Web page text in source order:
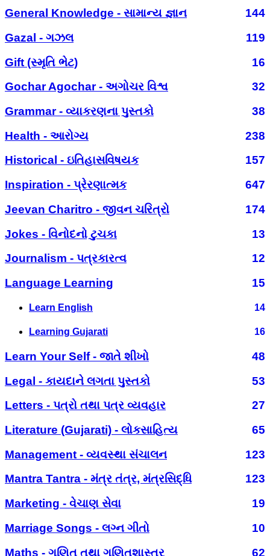
General Knowledge - સામાન્ય જ્ઞાન
144
Gazal - ગઝલ
119
Gift (સ્મૃતિ ભેટ)
16
Gochar Agochar - અગોચર વિશ્વ
32
Grammar - વ્યાકરણના પુસ્તકો
38
Health - આરોગ્ય
238
Historical - ઇતિહાસવિષયક
157
Inspiration - પ્રેરણાત્મક
647
Jeevan Charitro - જીવન ચરિત્રો
174
Jokes - વિનોદનો ટુચકા
13
Journalism - પત્રકારત્વ
12
Language Learning
15
Learn English 14
Learning Gujarati 16
Learn Your Self - જાતે શીખો
48
Legal - કાયદાને લગતા પુસ્તકો
53
Letters - પત્રો તથા પત્ર વ્યવહાર
27
Literature (Gujarati) - લોકસાહિત્ય
65
Management - વ્યવસ્થા સંચાલન
123
Mantra Tantra - મંત્ર તંત્ર, મંત્રસિદ્ધિ
123
Marketing - વેચાણ સેવા
19
Marriage Songs - લગ્ન ગીતો
10
Maths - ગણિત તથા ગણિતશાસ્ત્ર
62